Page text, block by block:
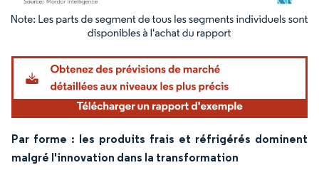
Image © Mordor Intelligence. La réutilisation nécessite une attribution sous CC BY
Par forme : les produits frais et réfrigérés dominent
malgré l'innovation dans la transformation